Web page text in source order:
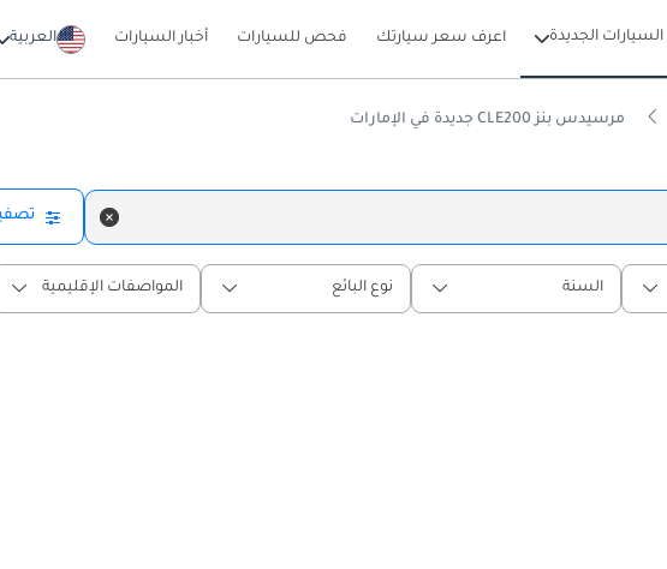
السيارات الجديدة اعرف سعر سيارتك فحص للسيارات أخبار السيارات العربية
مرسيدس بنز CLE200 جديدة في الإمارات
السنة نوع البائع المواصفات الإقليمية